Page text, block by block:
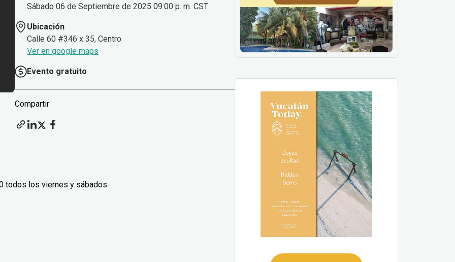
Sábado 06 de Septiembre de 2025 09:00 p. m. CST
Ubicación
Calle 60 #346 x 35, Centro
Ver en google maps
Evento gratuito
Compartir
todos los viernes y sábados.